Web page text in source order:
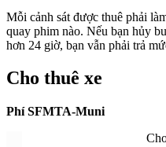
Mỗi cảnh sát được thuê phải
quay phim nào. Nếu bạn hủy
hơn 24 giờ, bạn vẫn phải trả
Cho thuê xe
Phí SFMTA-Muni